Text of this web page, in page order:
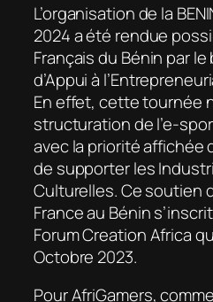
L’organisation de la
2024 a été rendue
Français du Bénin par
d’Appui à
En effet, cette tournée
structuration de l’e-
avec la priorité affichée
de supporter les
Culturelles. Ce soutien
France au Bénin
Forum Creation Africa
Octobre 2023.
Pour AfriGamers,